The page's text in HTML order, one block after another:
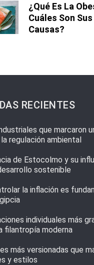
¿Qué Es La
Cuáles Son
Causas?
RECIENTES
que marcaron
regulación ambiental
de Estocolmo y su
sostenible
la inflación es
individuales más
filantropía moderna
más versionadas que
y estilos